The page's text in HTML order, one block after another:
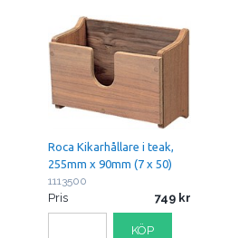
Roca Kikarhållare i teak,
255mm x 90mm (7 x 50)
1113500
Pris 749
KÖP